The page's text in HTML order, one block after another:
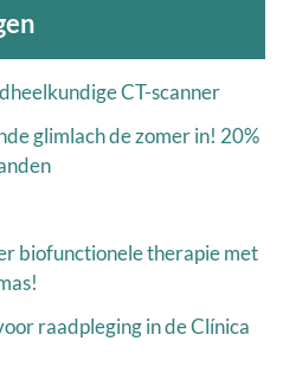
CT-scanner
glimlach de zomer in! 20%
biofunctionele therapie met
raadpleging in de Clínica